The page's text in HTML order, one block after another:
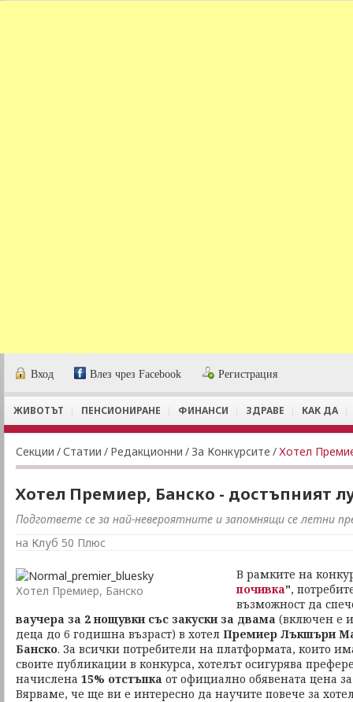
Вход Влез чрез Facebook Регистрация
ЖИВОТЪТ ПЕНСИОНИРАНЕ ФИНАНСИ ЗДРАВЕ КАК ДА
Секции /Статии / Редакционни / За Конкурсите /Хотел
Хотел Премиер, Банско - достъпният
Подгответе се за най-невероятните и запомнящи се летни
на Клуб 50 Плюс
Хотел Премиер, Банско
В рамките на
почивка",
възможност да
ваучера за 2 нощувки със закуски за двама (включен е
деца до 6 годишна възраст) в хотел Премиер Лъкшъри
Банско. За всички потребители на платформата, които
своите публикации в конкурса, хотелът осигурява
начислена 15% отстъпка от официално обявената цена
Вярваме, че ще ви е интересно да научите повече за